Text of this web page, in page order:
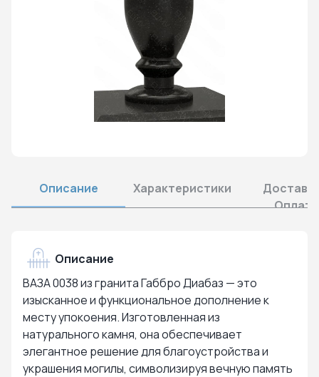
Описание Характеристики
Оплата
Описание
ВАЗА 0038 из гранита Габбро Диабаз — это
изысканное и функциональное дополнение к
месту упокоения. Изготовленная из
натурального камня, она обеспечивает
элегантное решение для благоустройства и
украшения могилы, символизируя вечную память